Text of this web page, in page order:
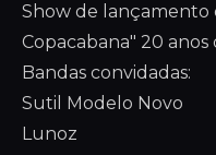
Show de lançamento
Copacabana" 20 anos
Bandas convidadas:
Sutil Modelo Novo
Lunoz